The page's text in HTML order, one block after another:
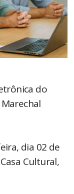
do
dia 02 de
Cultural,